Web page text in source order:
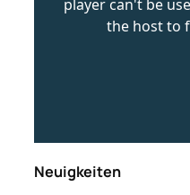
Neuigkeiten